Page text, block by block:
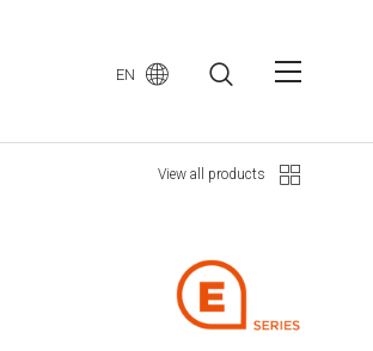
EN
View all products